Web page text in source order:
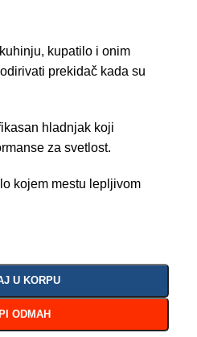
kupatilo i onim
prekidač kada su
hladnjak koji
za svetlost.
kojem mestu lepljivom
U KORPU
ODMAH